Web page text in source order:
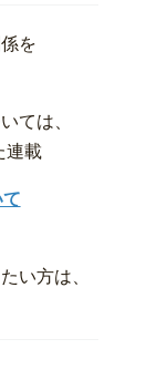
を
ては、
連載
い方は、